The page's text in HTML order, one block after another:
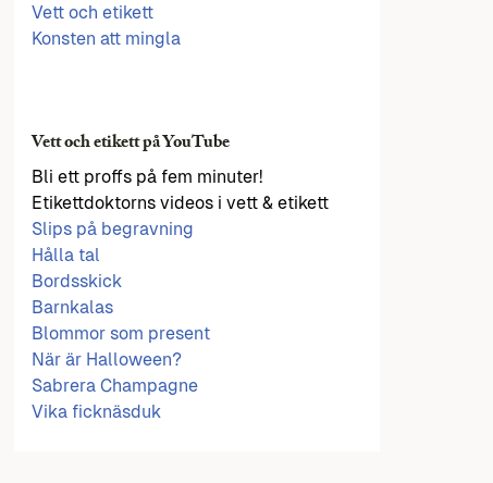
Vett och etikett
Konsten att mingla
Vett och etikett på YouTube
Bli ett proffs på fem minuter!
Etikettdoktorns videos i vett & etikett
Slips på begravning
Hålla tal
Bordsskick
Barnkalas
Blommor som present
När är Halloween?
Sabrera Champagne
Vika ficknäsduk